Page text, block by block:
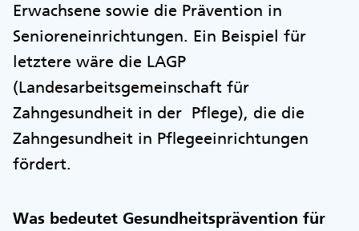
Erwachsene sowie die Prävention in
Senioreneinrichtungen. Ein Beispiel für
letztere wäre die LAGP
(Landesarbeitsgemeinschaft für
Zahngesundheit in der Pflege), die die
Zahngesundheit in Pflegeeinrichtungen
fördert.
Was bedeutet Gesundheitsprävention für